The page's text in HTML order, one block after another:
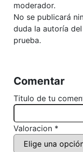
moderador.
No se publicará
duda la autoría
prueba.
Comentar
Titulo de tu
Valoracion *